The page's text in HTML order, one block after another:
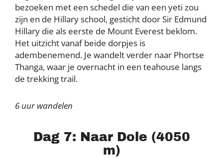
bezoeken met een schedel die van een yeti zou
zijn en de Hillary school, gesticht door Sir Edmund
Hillary die als eerste de Mount Everest beklom.
Het uitzicht vanaf beide dorpjes is
adembenemend. Je wandelt verder naar Phortse
Thanga, waar je overnacht in een teahouse langs
de trekking trail.
6 uur wandelen
Dag 7: Naar Dole (4050
m)